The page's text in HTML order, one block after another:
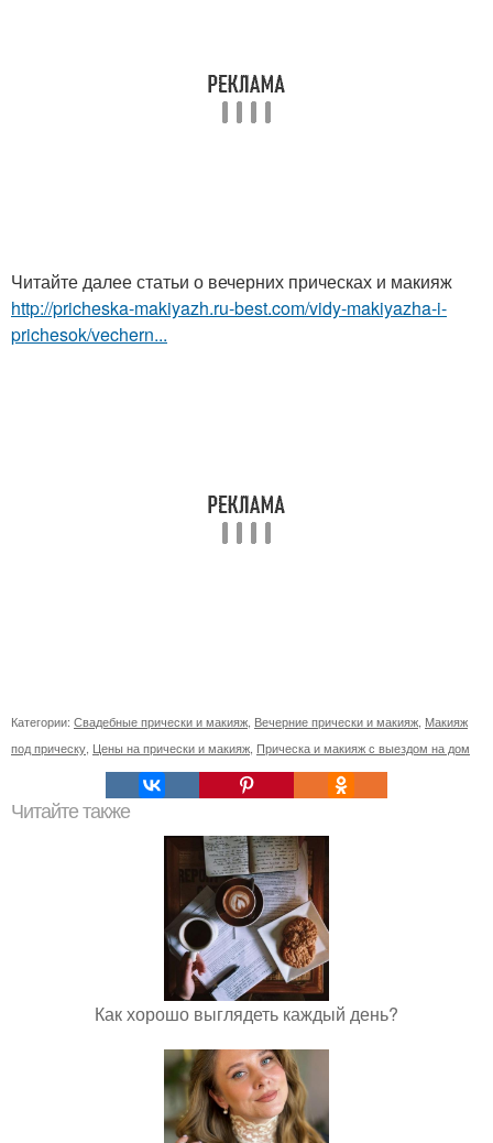
Читайте далее статьи о вечерних прическах и макияж
http://pricheska-makiyazh.ru-best.com/vidy-makiyazha-i-
prichesok/vechern...
Категории: Свадебные прически и макияж Вечерние прически и макияж Макияж
под прическу Цены на прически и макияж Прическа и макияж с выездом на дом
Читайте также
Как хорошо выглядеть каждый день?